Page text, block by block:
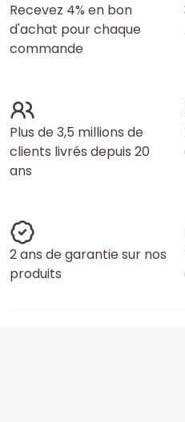
Recevez 4% en bon
d'achat pour chaque
commande
Plus de 3,5 millions de
clients livrés depuis 20
ans
2 ans de garantie sur nos
produits